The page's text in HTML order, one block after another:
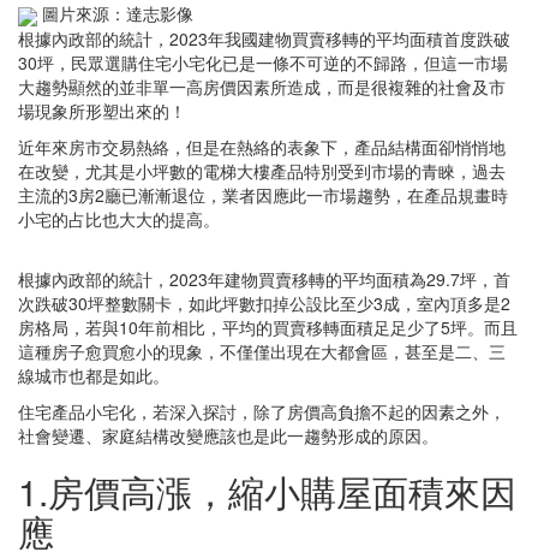
圖片來源：達志影像
根據內政部的統計，2023年我國建物買賣移轉的平均面積首度跌破
30坪，民眾選購住宅小宅化已是一條不可逆的不歸路，但這一市場
大趨勢顯然的並非單一高房價因素所造成，而是很複雜的社會及市
場現象所形塑出來的！
近年來房市交易熱絡，但是在熱絡的表象下，產品結構面卻悄悄地
在改變，尤其是小坪數的電梯大樓產品特別受到市場的青睞，過去
主流的3房2廳已漸漸退位，業者因應此一市場趨勢，在產品規畫時
小宅的占比也大大的提高。
根據內政部的統計，2023年建物買賣移轉的平均面積為29.7坪，首
次跌破30坪整數關卡，如此坪數扣掉公設比至少3成，室內頂多是2
房格局，若與10年前相比，平均的買賣移轉面積足足少了5坪。而且
這種房子愈買愈小的現象，不僅僅出現在大都會區，甚至是二、三
線城市也都是如此。
住宅產品小宅化，若深入探討，除了房價高負擔不起的因素之外，
社會變遷、家庭結構改變應該也是此一趨勢形成的原因。
1.房價高漲，縮小購屋面積來因
應